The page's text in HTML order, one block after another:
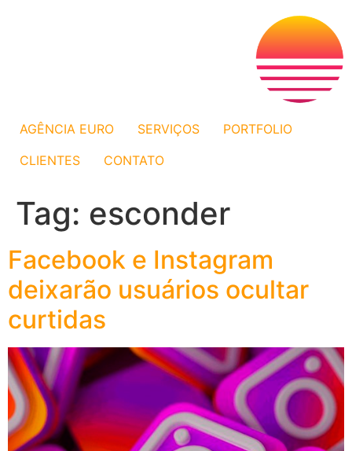
AGÊNCIA EURO SERVIÇOS
PORTFOLIO
CLIENTES
CONTATO
Tag: esconder
Facebook e Instagram
deixarão usuários ocultar
curtidas